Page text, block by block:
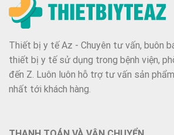
Thiết bị y tế Az - Chuyên tư vấn, buôn
thiết bị y tế sử dụng trong bệnh viện,
đến Z. Luôn luôn hỗ trợ tư vấn sản
nhất tới khách hàng.